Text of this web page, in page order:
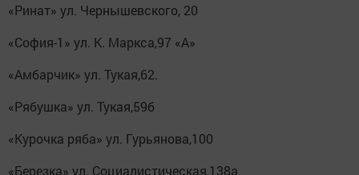
«Ринат» ул. Чернышевского, 20
«София-1» ул. К. Маркса,97 «А»
«Амбарчик» ул. Тукая,62.
«Рябушка» ул. Тукая,59б
«Курочка ряба» ул. Гурьянова,100
«Березка» ул. Социалистическая,138а